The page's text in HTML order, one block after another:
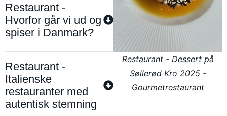
Restaurant -
Hvorfor går vi ud og
spiser i Danmark?
Restaurant -
Italienske
restauranter med
autentisk stemning
Restaurant - Dessert på
Søllerød Kro 2025 -
Gourmetrestaurant